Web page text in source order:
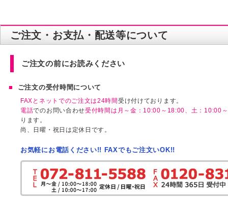
ご注文・お支払・配送等について
ご注文の前にお読みください
ご注文の受付時間について
FAXとネットでのご注文は24時間受け付けております。
電話でのお問い合わせ受付時間は月～金：10:00～18:00、土：10:00
ります。
尚、日曜・祝日は定休日です。
お気軽にお電話ください!! FAXでもご注文いOK!!